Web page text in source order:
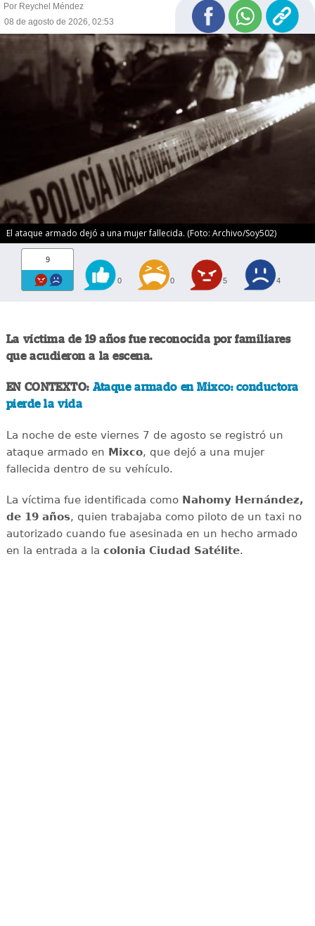
Por Reychel Méndez
08 de agosto de 2026, 02:53
El ataque armado dejó a una mujer fallecida. (Foto: Archivo/Soy502)
9
0 0 5 4
La víctima de 19 años fue reconocida por familiares
que acudieron a la escena.
EN CONTEXTO: Ataque armado en Mixco: conductora
pierde la vida
La noche de este viernes 7 de agosto se registró un
ataque armado en Mixco, que dejó a una mujer
fallecida dentro de su vehículo.
La víctima fue identificada como Nahomy Hernández,
de 19 años, quien trabajaba como piloto de un taxi no
autorizado cuando fue asesinada en un hecho armado
en la entrada a la colonia Ciudad Satélite.